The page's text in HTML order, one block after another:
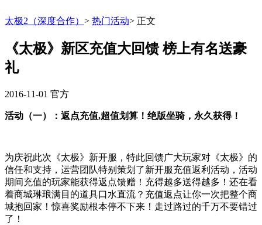
太极2（深度合作） > 热门活动> 正文
《太极》新区充值大回馈 榜上有名送豪
礼
2016-11-01 官方
活动（一）：返点充值,超值划算！绝版坐骑，永久获得！
为庆祝此次《太极》新开服，特此回馈广大玩家对《太极》的
信任和支持，运营团队特别策划了新开服充值返利活动，活动
期间充值的玩家能获得返点馈赠！充得越多送得越多！还在看
着商城琳琅满目的道具口水直流？充值返点让你一次把整个商
城抱回家！惊喜奖励根本停不下来！走过路过的千万不要错过
了！